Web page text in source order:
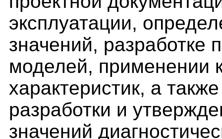
эксплуатации,
значений, разработке
моделей, применении
характеристик, а
разработки и
значений